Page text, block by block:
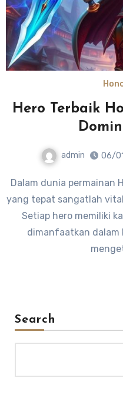
Hero Terbaik
admin 06/
Dalam dunia permainan Honor of Kings, pemilihan hero
yang tepat sangatlah
Setiap hero memiliki
dimanfaatkan dalam
Search